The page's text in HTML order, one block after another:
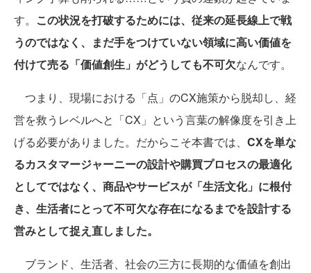
す。 この状況を打破するためには、従来の延長線上で戦
うのではなく、まだ手をつけていない領域に高い価値を
付けて売る「価値創生」がどうしても不可欠なんです。
つまり、現場における「点」のCX施策から脱却し、経
営を救うレベルへと「CX」という言葉の解像度を引き上
げる必要がありました。だからこそ本書では、 CXを単な
るカスタマージャーニーの設計や購買プロセスの最適化
としてではなく、商品やサービスが「生活文化」に根付
き、生活者にとって不可欠な存在になるまでを設計する
営みとして捉え直しました。
ブランド、生活者、社会の三方に長期的な価値を創出